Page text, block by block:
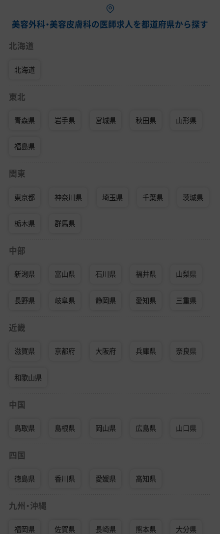
美容外科・美容皮膚科の医師求人を都道府県から探す
北海道
北海道
東北
青森県 岩手県 宮城県 秋田県 山形県
福島県
関東
東京都 神奈川県 埼玉県 千葉県 茨城県
栃木県 群馬県
中部
新潟県 富山県 石川県 福井県 山梨県
長野県 岐阜県 静岡県 愛知県 三重県
近畿
滋賀県 京都府 大阪府 兵庫県 奈良県
和歌山県
中国
鳥取県 島根県 岡山県 広島県 山口県
四国
徳島県 香川県 愛媛県 高知県
九州・沖縄
福岡県 佐賀県 長崎県 熊本県 大分県